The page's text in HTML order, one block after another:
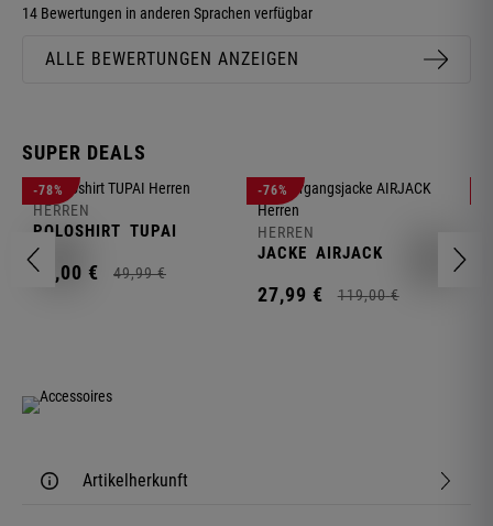
14 Bewertungen in anderen Sprachen verfügbar
ALLE BEWERTUNGEN ANZEIGEN
SUPER DEALS
-78%
HERREN
POLOSHIRT TUPAI
11,00 € 49,99 €
-76%
HERREN
JACKE AIRJACK
27,99 € 119,00 €
Artikelherkunft